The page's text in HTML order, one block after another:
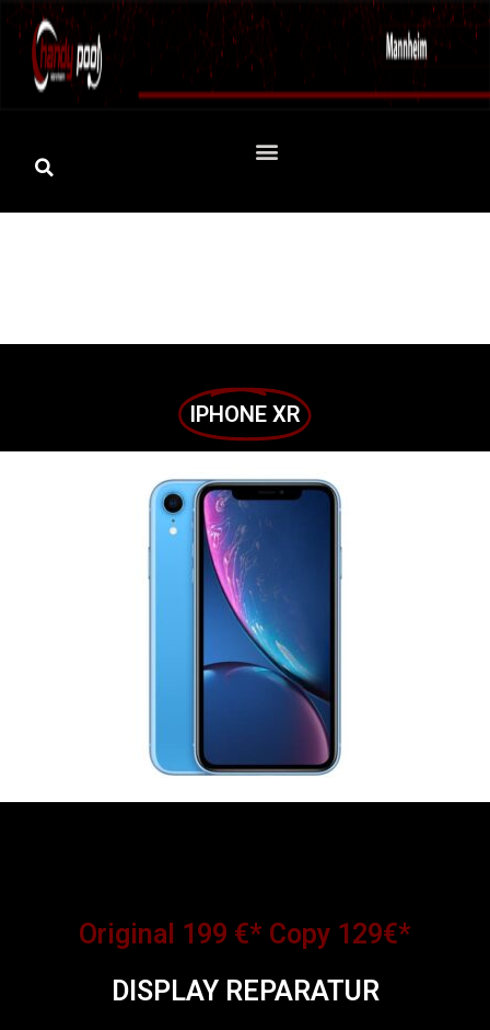
IPHONE XR
Original 199 €* Copy 129€*
DISPLAY REPARATUR